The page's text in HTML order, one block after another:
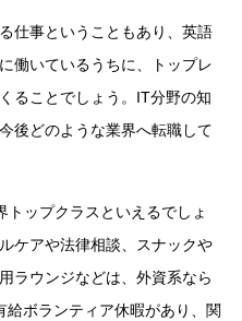
仕事ということもあり、英語
働いているうちに、トップレ
ることでしょう。IT分野の知
後どのような業界へ転職して
トップクラスといえるでしょ
ケアや法律相談、スナックや
ラウンジなどは、外資系なら
ボランティア休暇があり、関